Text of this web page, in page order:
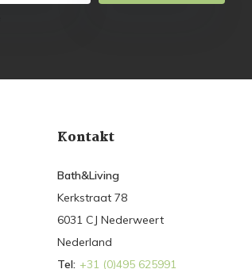
Kontakt
Bath&Living
Kerkstraat 78
6031 CJ Nederweert
Nederland
Tel: +31 (0)495 625991